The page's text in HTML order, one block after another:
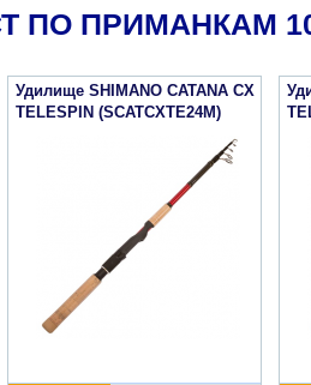
ПО ПРИМАНКАМ
Удилище SHIMANO CATANA CX
TELESPIN (SCATCXTE24M)